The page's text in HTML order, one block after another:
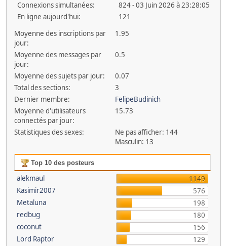
Connexions simultanées:
824 - 03 Juin 2026 à 23:28:05
En ligne aujourd'hui:
121
Moyenne des inscriptions par
jour:
1.95
Moyenne des messages par
jour:
0.5
Moyenne des sujets par jour:
0.07
Total des sections:
3
Dernier membre:
FelipeBudinich
Moyenne d'utilisateurs
connectés par jour:
15.73
Statistiques des sexes:
Ne pas afficher: 144
Masculin: 13
Top 10 des posteurs
alekmaul
1149
Kasimir2007
576
Metaluna
198
redbug
180
coconut
156
Lord Raptor
129